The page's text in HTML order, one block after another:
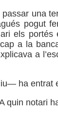
una
pogut
els
a la
a
ha entrat
quin notari